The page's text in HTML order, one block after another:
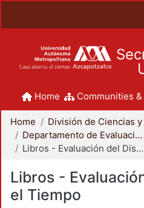
Home Communities
Home
Departamento de Evaluación del Diseño en el Tiempo
Libros - Evaluación del Diseño en el Tiempo
Libros -
el Tiempo